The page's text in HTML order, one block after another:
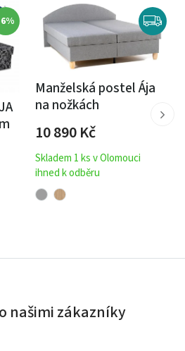
Manželská postel Ája
na nožkách
10 890Kč
Skladem 1 ks v Olomouci
ihned k odběru
našimi zákazníky